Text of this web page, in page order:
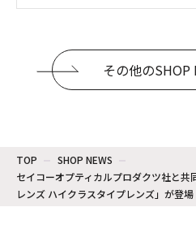
その他のSHOP
TOP
SHOP NEWS
セイコーオプティカルプロダクツ社と
レンズ ハイクラスタイプレンズ」が登場